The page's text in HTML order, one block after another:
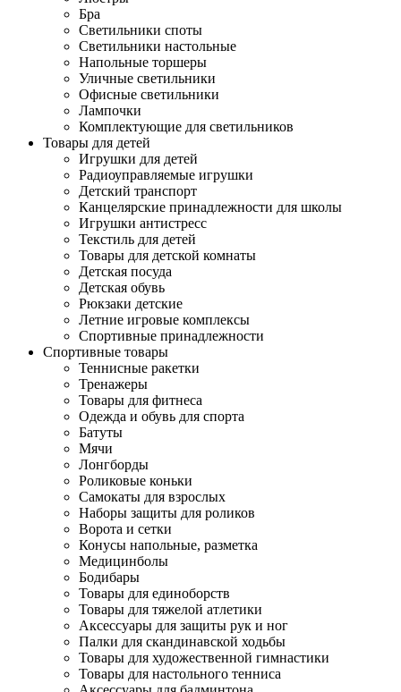
Бра
Светильники споты
Светильники настольные
Напольные торшеры
Уличные светильники
Офисные светильники
Лампочки
Комплектующие для светильников
Товары для детей
Игрушки для детей
Радиоуправляемые игрушки
Детский транспорт
Канцелярские принадлежности для школы
Игрушки антистресс
Текстиль для детей
Товары для детской комнаты
Детская посуда
Детская обувь
Рюкзаки детские
Летние игровые комплексы
Спортивные принадлежности
Спортивные товары
Теннисные ракетки
Тренажеры
Товары для фитнеса
Одежда и обувь для спорта
Батуты
Мячи
Лонгборды
Роликовые коньки
Самокаты для взрослых
Наборы защиты для роликов
Ворота и сетки
Конусы напольные, разметка
Медицинболы
Бодибары
Товары для единоборств
Товары для тяжелой атлетики
Аксессуары для защиты рук и ног
Палки для скандинавской ходьбы
Товары для художественной гимнастики
Товары для настольного тенниса